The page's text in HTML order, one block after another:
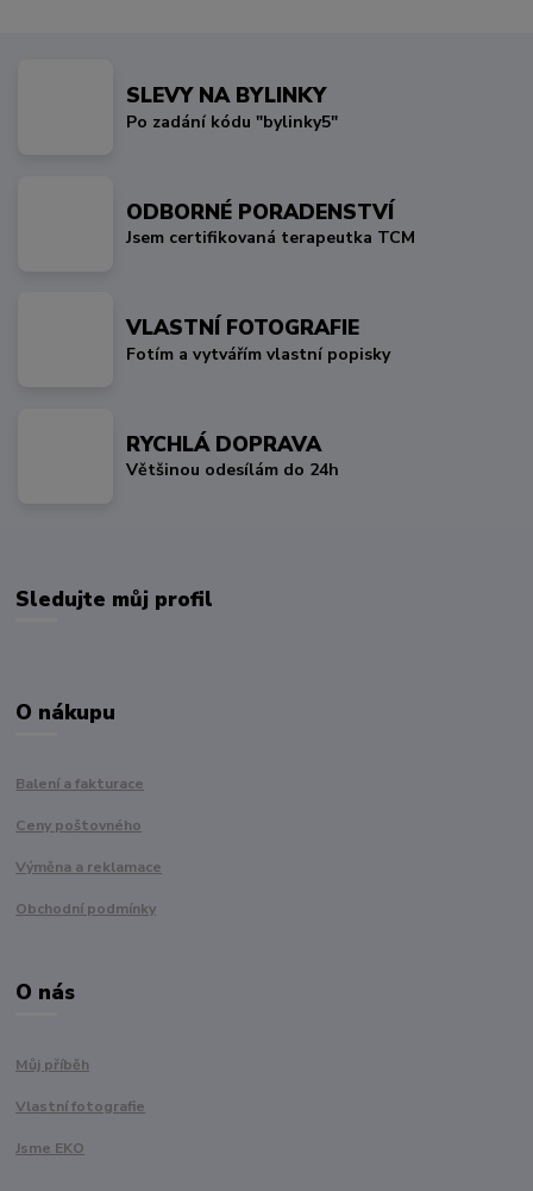
SLEVY NA BYLINKY
Po zadání kódu "bylinky5"
ODBORNÉ PORADENSTVÍ
Jsem certifikovaná terapeutka TCM
VLASTNÍ FOTOGRAFIE
Fotím a vytvářím vlastní popisky
RYCHLÁ DOPRAVA
Většinou odesílám do 24h
Sledujte můj profil
O nákupu
Balení a fakturace
Ceny poštovného
Výměna a reklamace
Obchodní podmínky
O nás
Můj příběh
Vlastní fotografie
Jsme EKO